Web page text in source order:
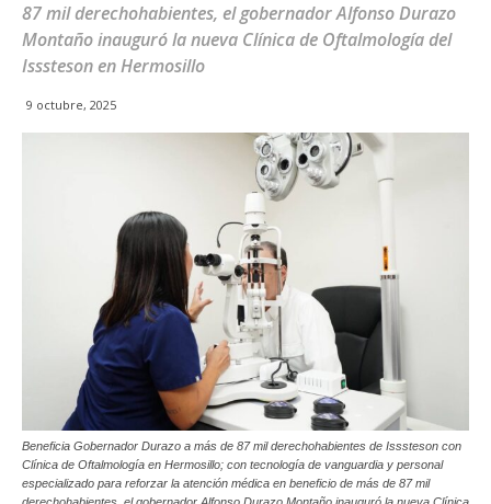
87 mil derechohabientes, el gobernador Alfonso Durazo
Montaño inauguró la nueva Clínica de Oftalmología del
Isssteson en Hermosillo
9 octubre, 2025
Beneficia Gobernador Durazo a más de 87 mil derechohabientes de Isssteson con
Clínica de Oftalmología en Hermosillo; con tecnología de vanguardia y personal
especializado para reforzar la atención médica en beneficio de más de 87 mil